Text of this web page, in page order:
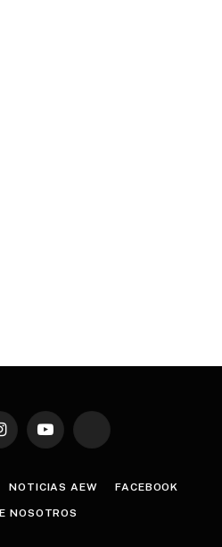
YouTube TikTok
NOTICIAS AEW FACEBOOK
NOSOTROS